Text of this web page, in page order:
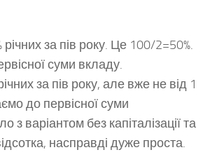
за пів року. Це 100/2=50%.
суми вкладу.
за пів року, але вже не від 1
до первісної суми
варіантом без капіталізації та
насправді дуже проста.